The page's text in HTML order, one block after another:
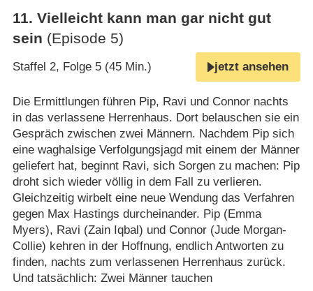
11. Vielleicht kann man gar nicht gut
sein (Episode 5)
Staffel 2, Folge 5 (45 Min.) jetzt ansehen
Die Ermittlungen führen Pip, Ravi und Connor nachts
in das verlassene Herrenhaus. Dort belauschen sie ein
Gespräch zwischen zwei Männern. Nachdem Pip sich
eine waghalsige Verfolgungsjagd mit einem der Männer
geliefert hat, beginnt Ravi, sich Sorgen zu machen: Pip
droht sich wieder völlig in dem Fall zu verlieren.
Gleichzeitig wirbelt eine neue Wendung das Verfahren
gegen Max Hastings durcheinander. Pip (Emma
Myers), Ravi (Zain Iqbal) und Connor (Jude Morgan-
Collie) kehren in der Hoffnung, endlich Antworten zu
finden, nachts zum verlassenen Herrenhaus zurück.
Und tatsächlich: Zwei Männer tauchen